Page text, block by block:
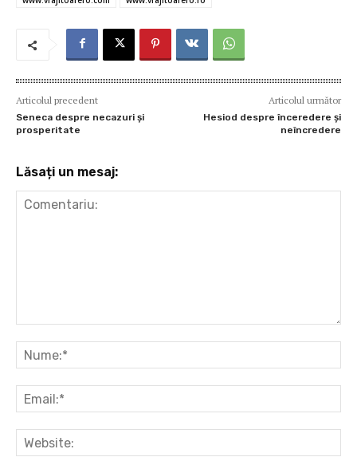
Articolul precedent
Seneca despre necazuri şi
prosperitate
Articolul următor
Hesiod despre înceredere şi
neîncredere
Lăsați un mesaj: